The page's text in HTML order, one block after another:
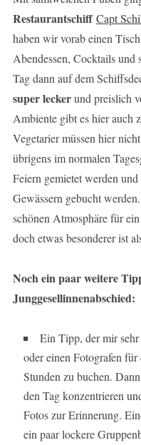
Restaurantschiff Capt
haben wir vorab einen
Abendessen, Cocktails und
Tag dann auf dem
super leckerund preislich
Ambiente gibt es hier auch
Vegetarier müssen hier
übrigens im normalen
Feiern gemietet werden
Gewässern gebucht
schönen Atmosphäre für
doch etwas besonderer ist
Noch ein paar weitere
Junggesellinnenabschied:
Ein Tipp, der mir
oder einen Fotografen
Stunden zu buchen.
den Tag konzentrieren
Fotos zur Erinnerung.
ein paar lockere